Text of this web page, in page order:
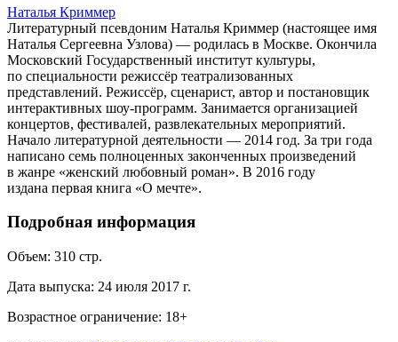
Наталья Криммер
Литературный псевдоним Наталья Криммер (настоящее имя
Наталья Сергеевна Узлова) — родилась в Москве. Окончила
Московский Государственный институт культуры,
по специальности режиссёр театрализованных
представлений. Режиссёр, сценарист, автор и постановщик
интерактивных шоу-программ. Занимается организацией
концертов, фестивалей, развлекательных мероприятий.
Начало литературной деятельности — 2014 год. За три года
написано семь полноценных законченных произведений
в жанре «женский любовный роман». В 2016 году
издана первая книга «О мечте».
Подробная информация
Объем: 310 стр.
Дата выпуска: 24 июля 2017 г.
Возрастное ограничение: 18+